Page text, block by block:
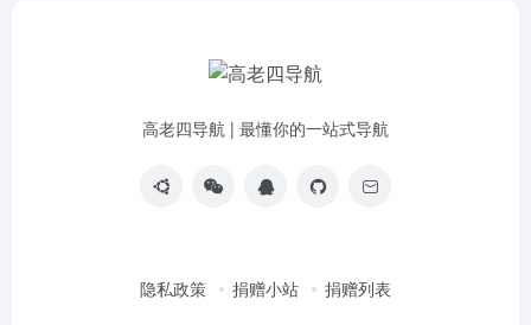
高老四导航 | 最懂你的一站式导航
隐私政策 捐赠小站 捐赠列表